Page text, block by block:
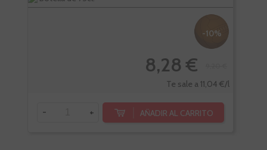
-10%
8,28 €
Te sale a 11,04 €/l
- + AÑADIR AL CARRITO